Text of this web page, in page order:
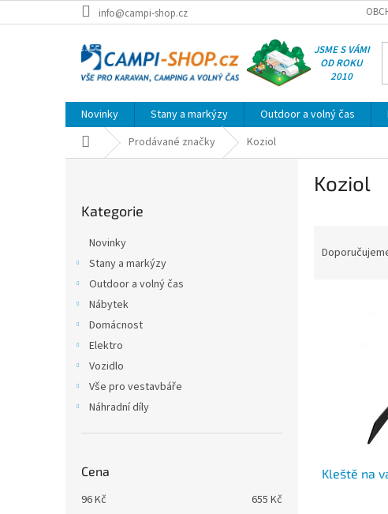
na
info@campi-shop.cz
JSME S VÁMI
OD ROKU
2010
Novinky Stany a markýzy Outdoor a volný čas
Domů Prodávané značky Koziol
kategorie
Kategorie
Novinky
Stany a markýzy
Outdoor a volný čas
Nábytek
Domácnost
Elektro
Vozidlo
Vše pro vestavbáře
Náhradní díly
Cena
96Kč 655 Kč
Koziol
Kleště na